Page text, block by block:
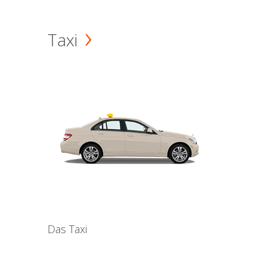
Taxi
Das Taxi